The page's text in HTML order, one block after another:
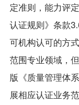
定准则，能力评
认证规则》条款
可机构认可的方
范围专业领域，
版《质量管理体
展相应认证业务